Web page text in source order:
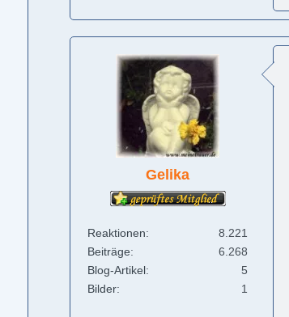
Gelika
Reaktionen
8.221
Beiträge
6.268
Blog-Artikel
5
Bilder
1